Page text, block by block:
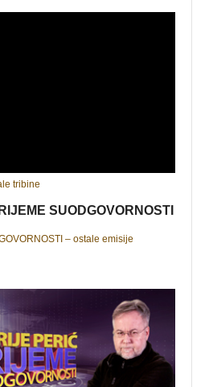
tribine
SUODGOVORNOSTI
– ostale emisije